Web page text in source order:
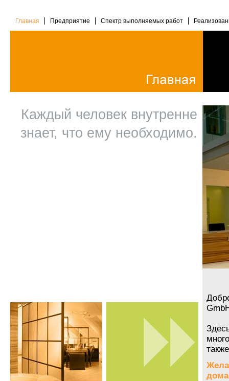
Главная Предприятие Спектр выполняемых работ
Каждый человек внутренне
знает, что ему необходимо.